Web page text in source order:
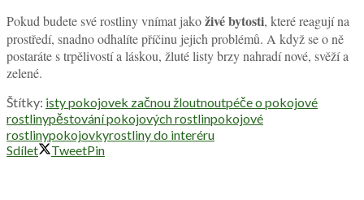
Pokud budete své rostliny vnímat jakoživé bytosti, které reagují na
prostředí, snadno odhalíte příčinu jejich problémů. A když se o ně
postaráte s trpělivostí a láskou, žluté listy brzy nahradí nové, svěží a
zelené.
Štítky: isty pokojovek začnou žloutnoutpéče o pokojové
rostlinypěstování pokojových rostlinpokojové
rostlinypokojovkyrostliny do interéru
Sdílet
TweetPin